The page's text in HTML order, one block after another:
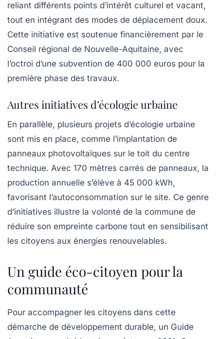
reliant différents points d’intérêt culturel et vacant,
tout en intégrant des modes de déplacement doux.
Cette initiative est soutenue financièrement par le
Conseil régional de Nouvelle-Aquitaine, avec
l’octroi d’une subvention de 400 000 euros pour la
première phase des travaux.
Autres initiatives d’écologie urbaine
En parallèle, plusieurs projets d’écologie urbaine
sont mis en place, comme l’implantation de
panneaux photovoltaïques sur le toit du centre
technique. Avec 170 mètres carrés de panneaux, la
production annuelle s’élève à 45 000 kWh,
favorisant l’autoconsommation sur le site. Ce genre
d’initiatives illustre la volonté de la commune de
réduire son empreinte carbone tout en sensibilisant
les citoyens aux énergies renouvelables.
Un guide éco-citoyen pour la
communauté
Pour accompagner les citoyens dans cette
démarche de développement durable, un Guide